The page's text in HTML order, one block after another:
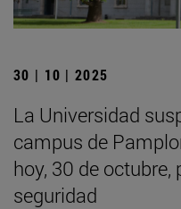
30 | 10 | 2025
La Universidad
campus de
hoy, 30 de
seguridad